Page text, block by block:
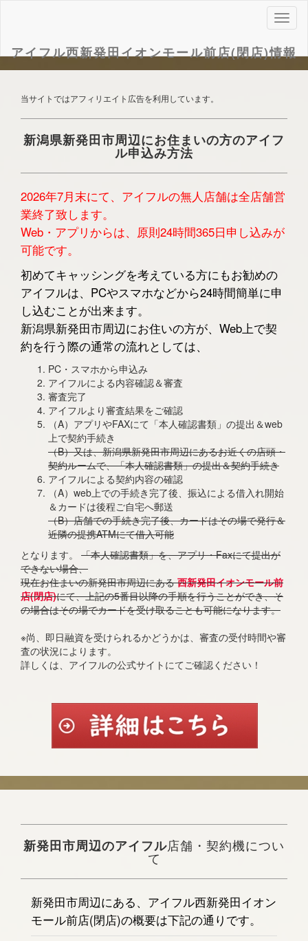
ナ
ビ
ゲ
ー
シ
アイフル西新発田イオンモール前店(閉店)情報
当サイトではアフィリエイト広告を利用しています。
新潟県新発田市周辺にお住まいの方のアイフ
ル申込み方法
2026年7月末にて、アイフルの無人店舗は全店舗営
業終了致します。
Web・アプリからは、原則24時間365日申し込みが
可能です。
初めてキャッシングを考えている方にもお勧めの
アイフルは、PCやスマホなどから24時間簡単に申
し込むことが出来ます。
新潟県新発田市周辺にお住いの方が、Web上で契
約を行う際の通常の流れとしては、
PC・スマホから申込み
アイフルによる内容確認＆審査
審査完了
アイフルより審査結果をご確認
（A）アプリやFAXにて「本人確認書類」の提出＆web
上で契約手続き
（B）又は、新潟県新発田市周辺にあるお近くの店頭・
契約ルームで、「本人確認書類」の提出＆契約手続き
アイフルによる契約内容の確認
（A）web上での手続き完了後、振込による借入れ開始
＆カードは後程ご自宅へ郵送
（B）店舗での手続き完了後、カードはその場で発行＆
近隣の提携ATMにて借入可能
となります。 「本人確認書類」を、アプリ・Faxにて提出が
できない場合、
現在お住まいの新発田市周辺にある西新発田イオンモール前
店(閉店)にて、上記の5番目以降の手順を行うことができ、そ
の場合はその場でカードを受け取ることも可能になります。
※尚、即日融資を受けられるかどうかは、審査の受付時間や審
査の状況によります。
詳しくは、アイフルの公式サイトにてご確認ください！
新発田市周辺のアイフル店舗・契約機につい
て
新発田市周辺にある、アイフル西新発田イオン
モール前店(閉店)の概要は下記の通りです。